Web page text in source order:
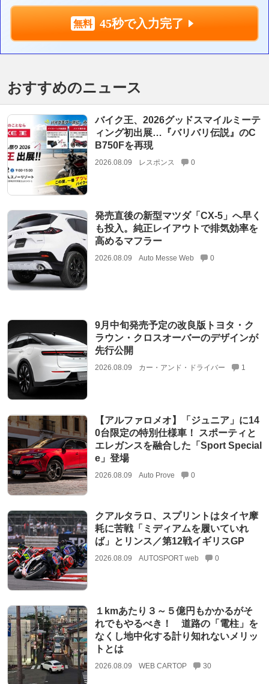
45秒で入力完了
おすすめのニュース
バイク王、2026グッドスマイルミーテ
ィング初出展…『バリバリ伝説』のC
B750Fを再現
2026.08.09 レスポンス 0
発売直後の新型マツダ「CX-5」へ早く
も投入。純正レイアウトで排気効率を
高めるマフラー
2026.08.09 Auto Messe Web 0
9月中旬発売予定の改良版トヨタ・ク
ラウン・クロスオーバーのデザインが
先行公開
2026.08.09 カー・アンド・ドライバー 1
【アルファロメオ】「ジュニア」に14
0台限定の特別仕様車！ スポーティと
エレガンスを融合した「Sport Special
e」登場
2026.08.09 Auto Prove 0
クアルタラロ、スプリントはタイヤ摩
耗に苦戦「ミディアムを履いていれ
ば」とリンス／第12戦イギリスGP
2026.08.09 AUTOSPORT web 0
１kmあたり３～５億円もかかるがそ
れでもやるべき！ 道路の「電柱」を
なくし地中化する計り知れないメリッ
トとは
2026.08.09 WEB CARTOP 30